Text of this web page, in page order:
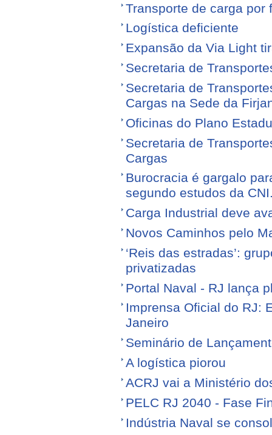
Transporte de carga por
Logística deficiente
Expansão da Via Light
Secretaria de
Secretaria de
Cargas na Sede da
Oficinas do Plano
Secretaria de
Cargas
Burocracia é gargalo
segundo estudos da
Carga Industrial deve
Novos Caminhos pelo
‘Reis das estradas’:
privatizadas
Portal Naval - RJ lança
Imprensa Oficial do RJ:
Janeiro
Seminário de
A logística piorou
ACRJ vai a Ministério
PELC RJ 2040 - Fase
Indústria Naval se